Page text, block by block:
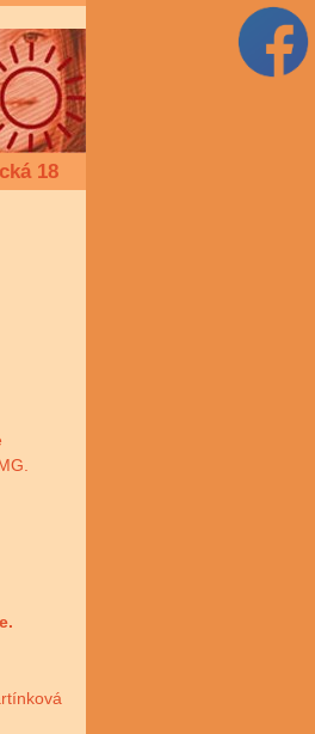
18